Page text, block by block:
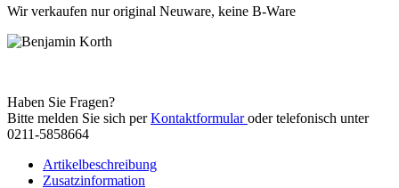
Wir verkaufen nur original Neuware, keine B-Ware
Haben Sie Fragen?
Bitte melden Sie sich perKontaktformularoder telefonisch unter
0211-5858664
Artikelbeschreibung
Zusatzinformation